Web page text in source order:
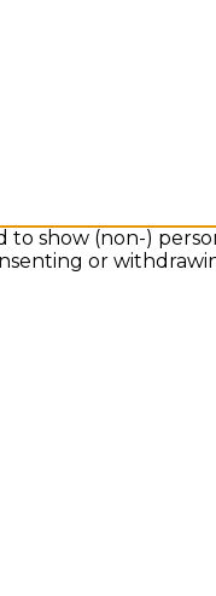
show (non-)
or